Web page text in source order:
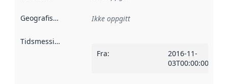
Geografisk avgrensning :
Ikke oppgitt
Tidsmessig avgrensning
Fra:
2016-11-
03T00:00:00Z